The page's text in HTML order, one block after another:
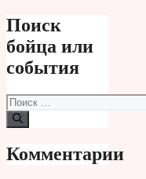
Поиск
бойца или
события
Поиск:
Комментарии